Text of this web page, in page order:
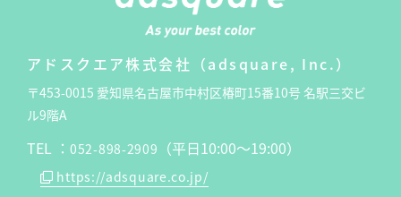
アドスクエア株式会社（adsquare, Inc.）
〒453-0015 愛知県名古屋市中村区椿町15番10号 名駅三交ビ
ル9階A
TEL ： 052-898-2909 （平日10:00〜19:00）
https://adsquare.co.jp/